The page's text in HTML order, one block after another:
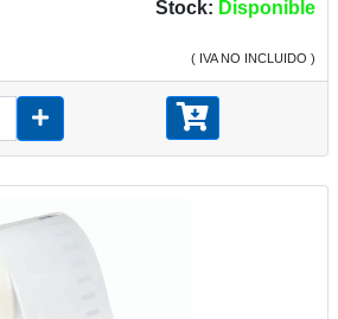
Stock: Disponible
( IVA NO INCLUIDO )